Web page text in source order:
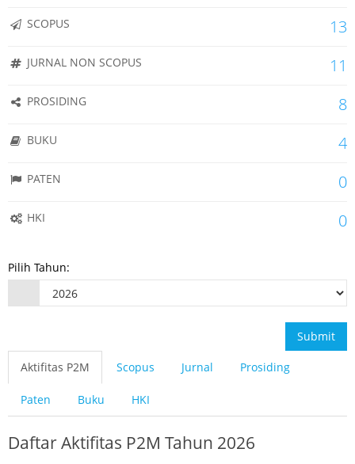
SCOPUS 13
JURNAL NON SCOPUS 11
PROSIDING 8
BUKU 4
PATEN 0
HKI 0
Pilih Tahun:
Submit
Aktifitas P2M Scopus Jurnal Prosiding
Paten Buku HKI
Daftar Aktifitas P2M Tahun 2026